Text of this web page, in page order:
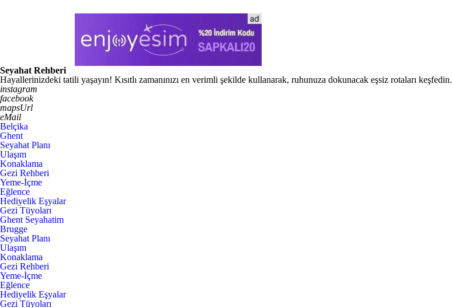
Seyahat Rehberi
Hayallerinizdeki tatili yaşayın! Kısıtlı zamanınızı en verimli şekilde kullanarak, ruhunuza dokunacak eşsiz rotaları keşfedin.
instagram
facebook
mapsUrl
eMail
Belçika
Ghent
Seyahat Planı
Ulaşım
Konaklama
Gezi Rehberi
Yeme-İçme
Eğlence
Hediyelik Eşyalar
Gezi Tüyoları
Ghent Seyahatim
Brugge
Seyahat Planı
Ulaşım
Konaklama
Gezi Rehberi
Yeme-İçme
Eğlence
Hediyelik Eşyalar
Gezi Tüyoları